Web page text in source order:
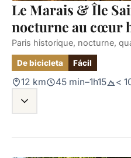
Le Marais & Île
nocturne au cœur
Paris historique, nocturne,
De bicicleta Fácil
12 km 45 min–1h15 <